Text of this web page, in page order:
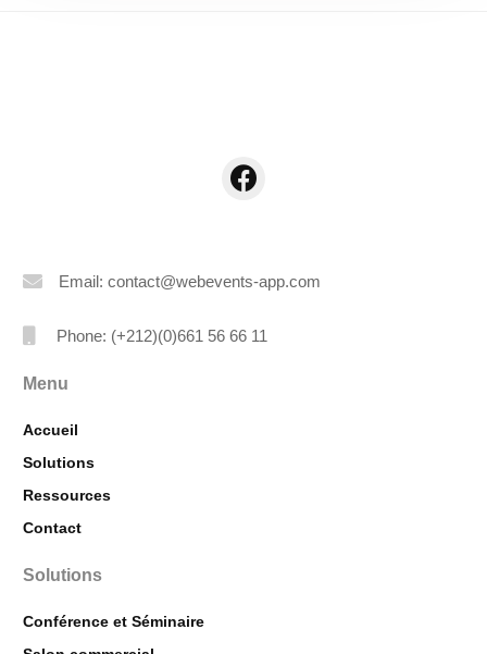
Email: contact@webevents-app.com
Phone: (+212)(0)661 56 66 11
Menu
Accueil
Solutions
Ressources
Contact
Solutions
Conférence et Séminaire